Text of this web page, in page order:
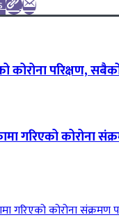
कोरोना परिक्षण,
गरिएको कोरोना